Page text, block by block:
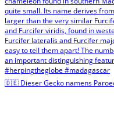
🇩🇪 Dieser Gecko namens